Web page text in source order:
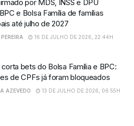
por MDS, INSS e DPU
e Bolsa Família de famílias
até julho de 2027
16 DE JULHO DE 2026, 22:44H
bets do Bolsa Família e BPC:
de CPFs já foram bloqueados
AZEVEDO
13 DE JULHO DE 2026, 06:55H